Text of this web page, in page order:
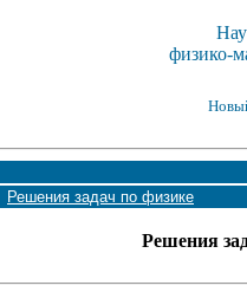
физико-
Решения задач по физике
Решения